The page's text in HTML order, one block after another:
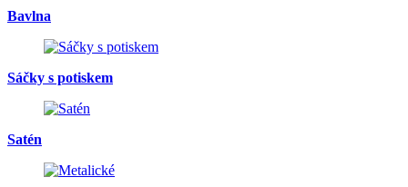
Bavlna
Sáčky s potiskem
Satén